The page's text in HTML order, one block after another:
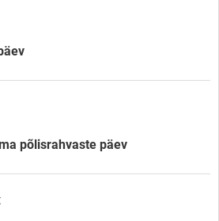
põlisrahvaste päev